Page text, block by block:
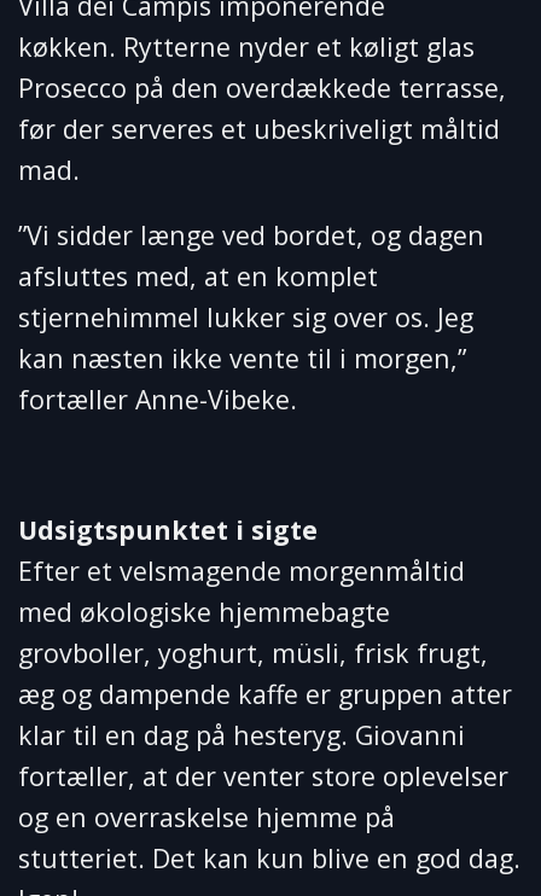
køkken. Rytterne nyder et køligt glas
Prosecco på den overdækkede terrasse,
før der serveres et ubeskriveligt måltid
mad.
”Vi sidder længe ved bordet, og dagen
afsluttes med, at en komplet
stjernehimmel lukker sig over os. Jeg
kan næsten ikke vente til i morgen,”
fortæller Anne-Vibeke.
Udsigtspunktet i sigte
Efter et velsmagende morgenmåltid
med økologiske hjemmebagte
grovboller, yoghurt, müsli, frisk frugt,
æg og dampende kaffe er gruppen atter
klar til en dag på hesteryg. Giovanni
fortæller, at der venter store oplevelser
og en overraskelse hjemme på
stutteriet. Det kan kun blive en god dag.